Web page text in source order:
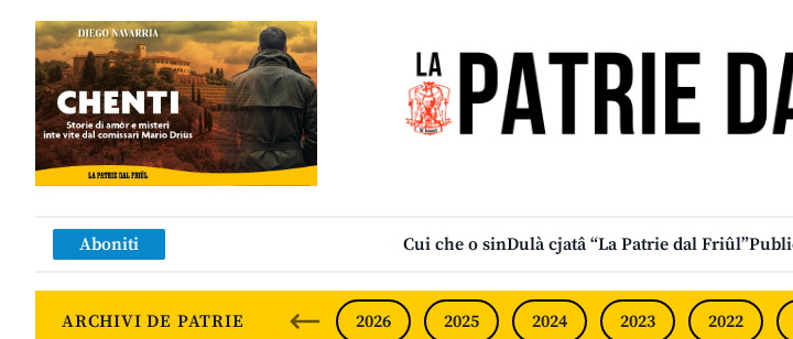
Aboniti Cui che o sinDulà cjatâ “La Patrie dal Friûl”
ARCHIVI DE PATRIE 2026 2025 2024 2023 2022